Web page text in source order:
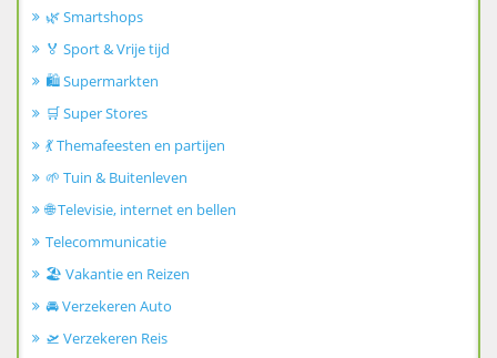
🌿 Smartshops
🏅 Sport & Vrije tijd
🛍️ Supermarkten
🛒 Super Stores
💃 Themafeesten en partijen
🌱 Tuin & Buitenleven
🌐 Televisie, internet en bellen
Telecommunicatie
🏖️ Vakantie en Reizen
🚘 Verzekeren Auto
🛫 Verzekeren Reis